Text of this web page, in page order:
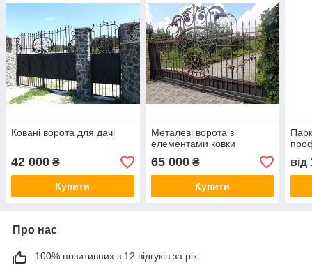
Ковані ворота для дачі
42 000 ₴
Купити
Металеві ворота з
елементами ковки
65 000₴
Купити
від
Про нас
100% позитивних з 12 відгуків за рік